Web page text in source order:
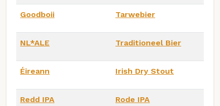
Goodboii Tarwebier
NL*ALE Traditioneel Bier
Éireann Irish Dry Stout
Redd IPA Rode IPA